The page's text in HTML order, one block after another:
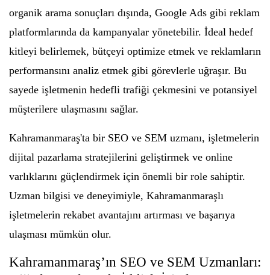
organik arama sonuçları dışında, Google Ads gibi reklam
platformlarında da kampanyalar yönetebilir. İdeal hedef
kitleyi belirlemek, bütçeyi optimize etmek ve reklamların
performansını analiz etmek gibi görevlerle uğraşır. Bu
sayede işletmenin hedefli trafiği çekmesini ve potansiyel
müşterilere ulaşmasını sağlar.
Kahramanmaraş'ta bir SEO ve SEM uzmanı, işletmelerin
dijital pazarlama stratejilerini geliştirmek ve online
varlıklarını güçlendirmek için önemli bir role sahiptir.
Uzman bilgisi ve deneyimiyle, Kahramanmaraşlı
işletmelerin rekabet avantajını artırması ve başarıya
ulaşması mümkün olur.
Kahramanmaraş’ın SEO ve SEM Uzmanları: